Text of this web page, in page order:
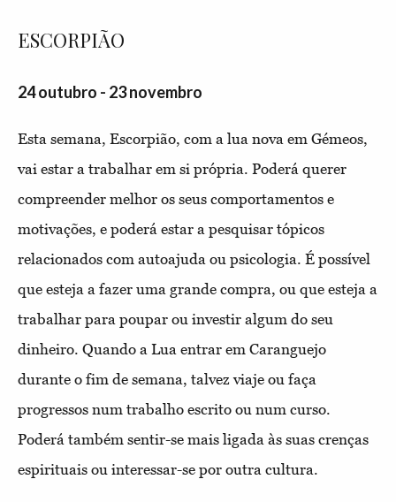
ESCORPIÃO
24 outubro - 23 novembro
Esta semana, Escorpião, com a lua nova em Gémeos,
vai estar a trabalhar em si própria. Poderá querer
compreender melhor os seus comportamentos e
motivações, e poderá estar a pesquisar tópicos
relacionados com autoajuda ou psicologia. É possível
que esteja a fazer uma grande compra, ou que esteja a
trabalhar para poupar ou investir algum do seu
dinheiro. Quando a Lua entrar em Caranguejo
durante o fim de semana, talvez viaje ou faça
progressos num trabalho escrito ou num curso.
Poderá também sentir-se mais ligada às suas crenças
espirituais ou interessar-se por outra cultura.